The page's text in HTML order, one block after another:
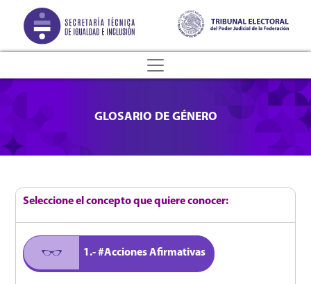
GLOSARIO DE GÉNERO
Seleccione el concepto que quiere conocer:
1.- #Acciones Afirmativas